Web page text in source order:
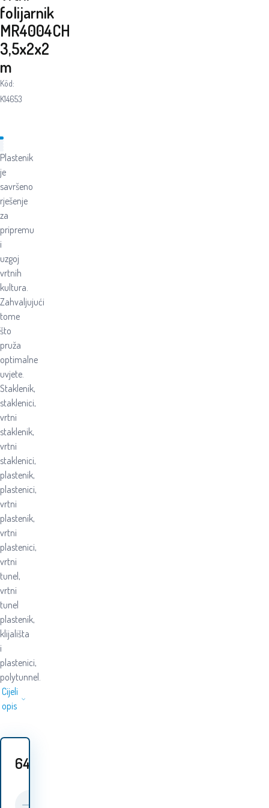
folijarnik
MR4004CH
3,5x2x2
m
Kôd:
K14653
Plastenik
je
savršeno
rješenje
za
pripremu
i
uzgoj
vrtnih
kultura.
Zahvaljujući
tome
što
pruža
optimalne
uvjete.
Staklenik,
staklenici,
vrtni
staklenik,
vrtni
staklenici,
plastenik,
plastenici,
vrtni
plastenik,
vrtni
plastenici,
vrtni
tunel,
vrtni
tunel
plastenik,
klijališta
i
plastenici,
polytunnel.
Cijeli
opis
64.10